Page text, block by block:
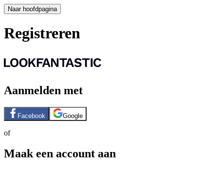
Naar hoofdpagina
Registreren
Aanmelden met
Facebook Google
of
Maak een account aan